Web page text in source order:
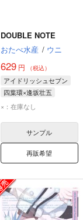
DOUBLE NOTE
おたべ水産 / ウニ
629円 （税込）
アイドリッシュセブン
四葉環×逢坂壮五
四葉環
逢坂壮五
×：在庫なし
サンプル
再販希望